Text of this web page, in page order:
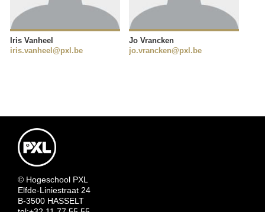
Iris Vanheel
iris.vanheel@pxl.be
Jo Vrancken
jo.vrancken@pxl.be
© Hogeschool PXL
Elfde-Liniestraat 24
B-3500 HASSELT